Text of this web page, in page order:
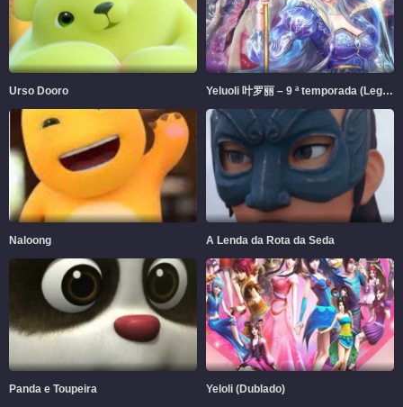
Urso Dooro Yeluoli 叶罗丽 – 9 ª temporada (Legendado)
Naloong A Lenda da Rota da Seda
Panda e Toupeira Yeloli (Dublado)